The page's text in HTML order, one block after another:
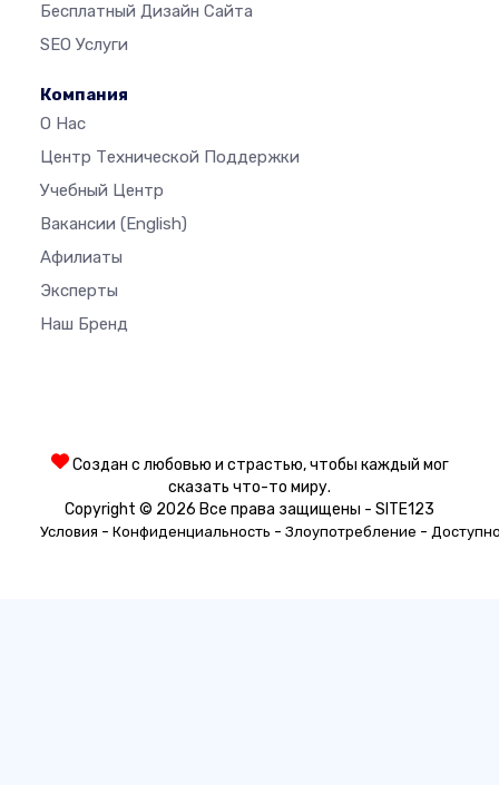
Бесплатный Дизайн Сайта
SEO Услуги
Компания
О Нас
Центр Технической Поддержки
Учебный Центр
Вакансии (English)
Афилиаты
Эксперты
Наш Бренд
Создан с любовью и страстью, чтобы каждый мог
сказать что-то миру.
Copyright © 2026 Все права защищены - SITE123
Условия - Конфиденциальность - Злоупотребление -